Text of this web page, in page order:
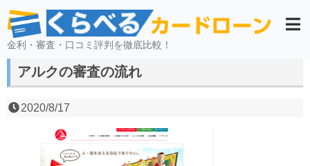
金利・審査・口コミ評判を徹底比較！
アルクの審査の流れ
2020/8/17